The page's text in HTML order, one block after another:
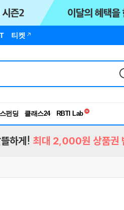
티켓
펀딩 클래스24
RBTI Lab
독서유형검사
하게! 최대 2,000원 상품권